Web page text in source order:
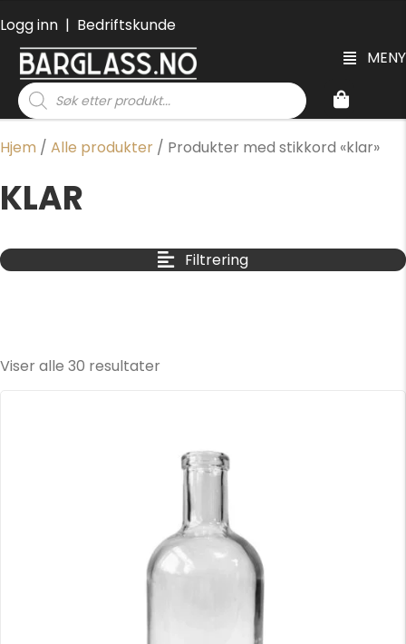
Logg inn | Bedriftskunde
MENY
Products
search
Hjem / Alle produkter / Produkter med stikkord «klar»
KLAR
Filtrering
Viser alle 30 resultater